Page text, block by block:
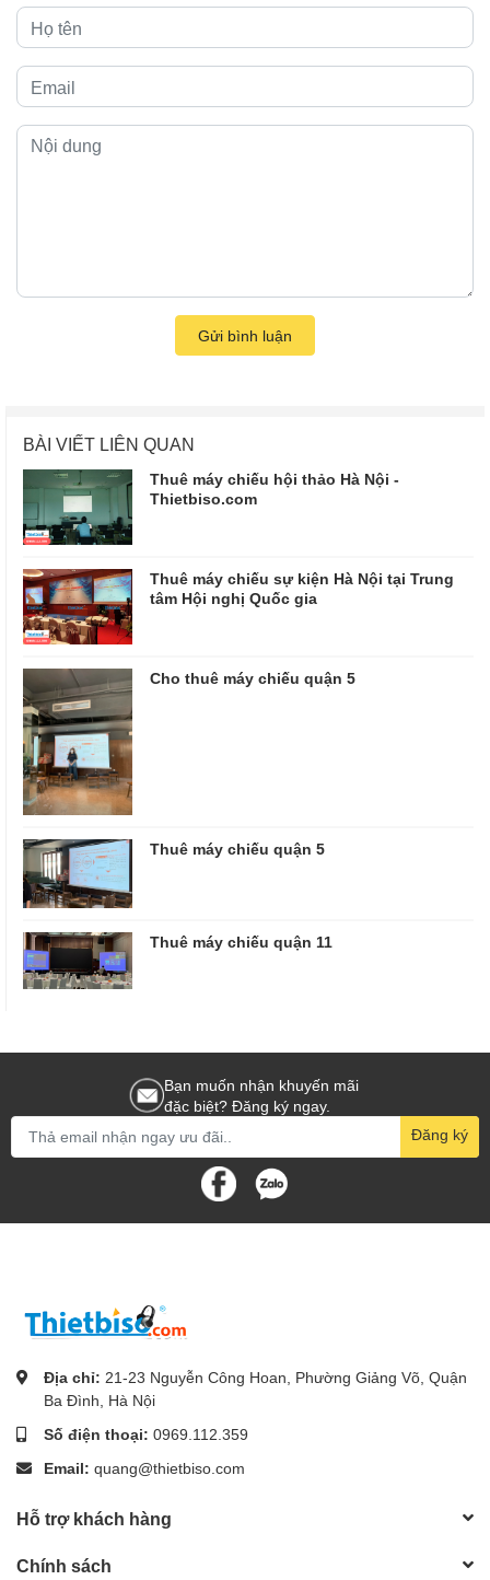
Gửi bình luận
BÀI VIẾT LIÊN QUAN
Thuê máy chiếu hội thảo Hà Nội -
Thietbiso.com
Thuê máy chiếu sự kiện Hà Nội tại Trung
tâm Hội nghị Quốc gia
Cho thuê máy chiếu quận 5
Thuê máy chiếu quận 5
Thuê máy chiếu quận 11
Bạn muốn nhận khuyến mãi
đặc biệt? Đăng ký ngay.
Đăng ký
Địa chỉ: 21-23 Nguyễn Công Hoan, Phường Giảng Võ, Quận
Ba Đình, Hà Nội
Số điện thoại: 0969.112.359
Email: quang@thietbiso.com
Hỗ trợ khách hàng
Chính sách